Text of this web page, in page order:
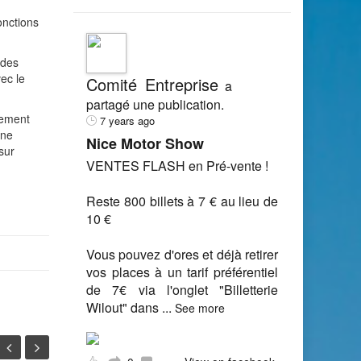
le
Comité Entreprisea
partagé une publication.
7 years ago
Nice Motor Show
VENTES FLASH en Pré-vente !
Reste 800 billets à 7 € au lieu de
10 €
Vous pouvez d'ores et déjà retirer
vos places à un tarif préférentiel
de 7€ via l'onglet "Billetterie
Wilout" dans ... See more